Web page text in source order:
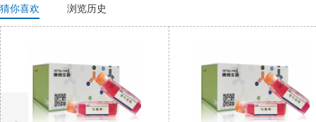
猜你喜欢 浏览历史